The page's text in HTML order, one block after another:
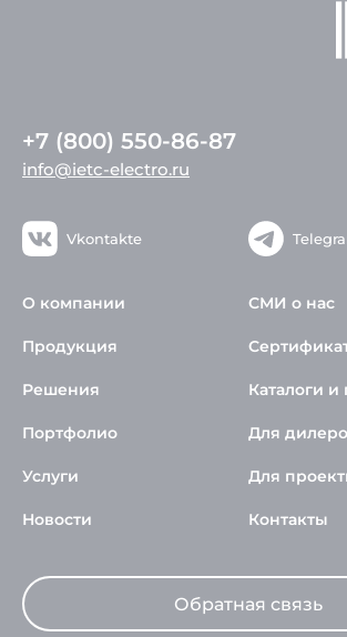
+7 (800) 550-86-87
info@ietc-electro.ru
Vkontakte
О компании
Продукция
Решения
Портфолио
Услуги
Новости
СМИ о нас
Каталоги
Для
Для
Контакты
Обратная связь